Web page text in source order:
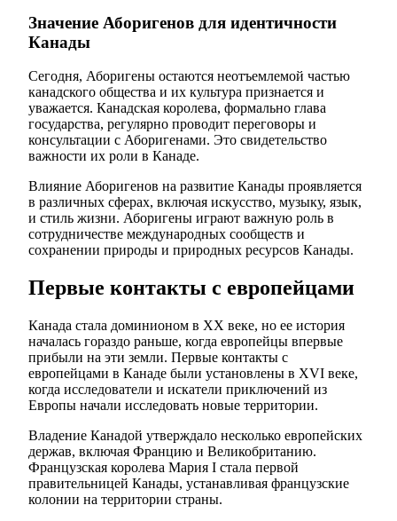
Значение Аборигенов для идентичности
Канады
Сегодня, Аборигены остаются неотъемлемой частью
канадского общества и их культура признается и
уважается. Канадская королева, формально глава
государства, регулярно проводит переговоры и
консультации с Аборигенами. Это свидетельство
важности их роли в Канаде.
Влияние Аборигенов на развитие Канады проявляется
в различных сферах, включая искусство, музыку, язык,
и стиль жизни. Аборигены играют важную роль в
сотрудничестве международных сообществ и
сохранении природы и природных ресурсов Канады.
Первые контакты с европейцами
Канада стала доминионом в ХХ веке, но ее история
началась гораздо раньше, когда европейцы впервые
прибыли на эти земли. Первые контакты с
европейцами в Канаде были установлены в XVI веке,
когда исследователи и искатели приключений из
Европы начали исследовать новые территории.
Владение Канадой утверждало несколько европейских
держав, включая Францию и Великобританию.
Французская королева Мария I стала первой
правительницей Канады, устанавливая французские
колонии на территории страны.